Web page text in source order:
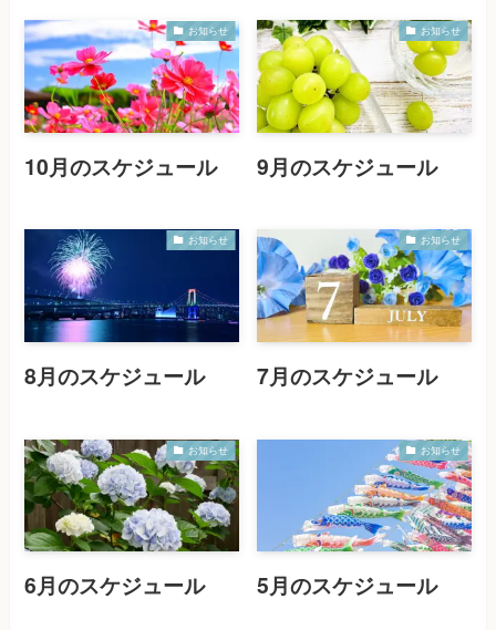
お知らせ
10月のスケジュール
お知らせ
9月のスケジュール
お知らせ
8月のスケジュール
お知らせ
7月のスケジュール
お知らせ
6月のスケジュール
お知らせ
5月のスケジュール